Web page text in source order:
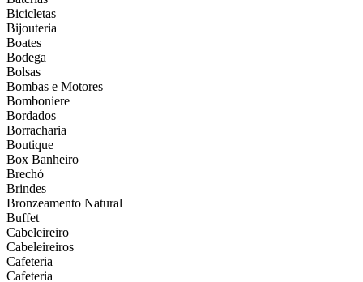
Bicicletas
Bijouteria
Boates
Bodega
Bolsas
Bombas e Motores
Bomboniere
Bordados
Borracharia
Boutique
Box Banheiro
Brechó
Brindes
Bronzeamento Natural
Buffet
Cabeleireiro
Cabeleireiros
Cafeteria
Cafeteria